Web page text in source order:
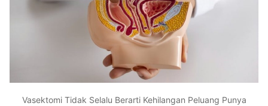
Vasektomi Tidak Selalu Berarti Kehilangan Peluang Punya